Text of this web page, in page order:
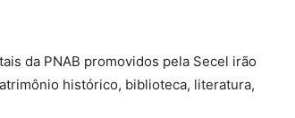
da PNAB promovidos pela Secel irão
histórico, biblioteca, literatura,